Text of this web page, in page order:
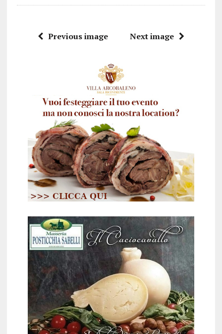
Previous image Next image